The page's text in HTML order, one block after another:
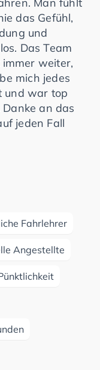
das Gefühl,
und
Das Team
weiter,
mich jedes
und war top
an das
jeden Fall
Fahrlehrer
Angestellte